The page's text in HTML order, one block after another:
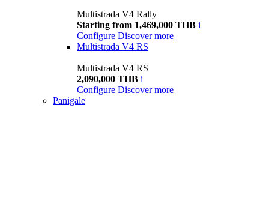
Multistrada V4 Rally
Starting from 1,469,000 THB i
Configure Discover more
Multistrada V4 RS
Multistrada V4 RS
2,090,000 THB i
Configure Discover more
Panigale